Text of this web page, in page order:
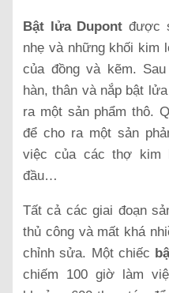
Bật lửa Dupont được
nhẹ và những khối kim
của đồng và kẽm.
hàn, thân và nắp bật
ra một sản phẩm thô.
để cho ra một sản
việc của các thợ kim
đầu…
Tất cả các giai đoạn
thủ công và mất khá
chỉnh sửa. Một chiếc
chiếm 100 giờ làm